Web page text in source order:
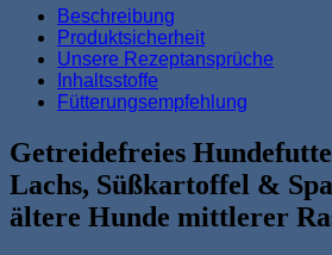
Beschreibung
Produktsicherheit
Unsere Rezeptansprüche
Inhaltsstoffe
Fütterungsempfehlung
Getreidefreies
Lachs, Süßkartoffel &
ältere Hunde mittlerer